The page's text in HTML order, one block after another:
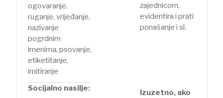
zajednicom,
evidentira i prati
ponašanje i sl.
Izuzetno, ako
ogovaranje,
ruganje, vrijeđanje,
nazivanje
pogrdnim
imenima, psovanje,
etiketitanje,
imitiranje
Socijalno nasilje: